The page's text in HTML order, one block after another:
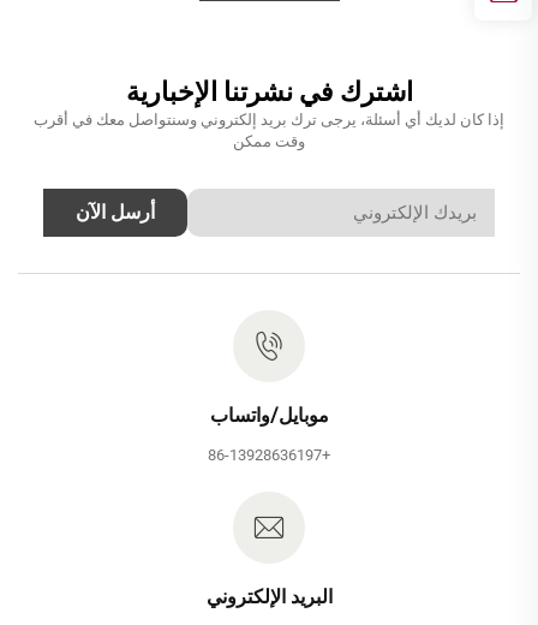
اشترك في نشرتنا الإخبارية
إذا كان لديك أي أسئلة، يرجى ترك بريد إلكتروني وسنتواصل معك في أقرب
وقت ممكن
أرسل الآن
موبايل/واتساب
+86-13928636197
البريد الإلكتروني